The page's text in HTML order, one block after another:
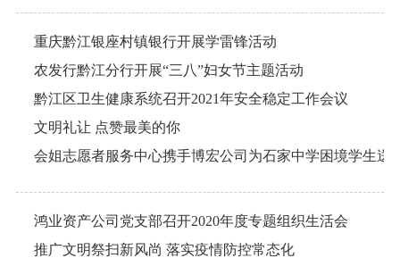
重庆黔江银座村镇银行开展学雷锋活动
农发行黔江分行开展“三八”妇女节主题活动
黔江区卫生健康系统召开2021年安全稳定工作会议
文明礼让 点赞最美的你
会姐志愿者服务中心携手博宏公司为石家中学困境学生送
鸿业资产公司党支部召开2020年度专题组织生活会
推广文明祭扫新风尚 落实疫情防控常态化